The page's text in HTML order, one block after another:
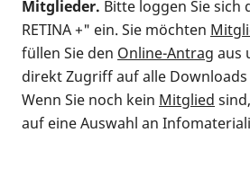
Mitglieder. Bitte loggen Sie sich
RETINA +" ein. Sie möchten
füllen Sie den Online-Antrag aus
direkt Zugriff auf alle
Wenn Sie noch kein Mitglied
auf eine Auswahl an